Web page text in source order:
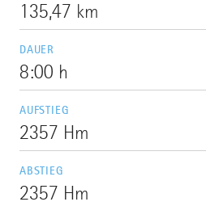
135,47 km
DAUER
8:00 h
AUFSTIEG
2357 Hm
ABSTIEG
2357 Hm